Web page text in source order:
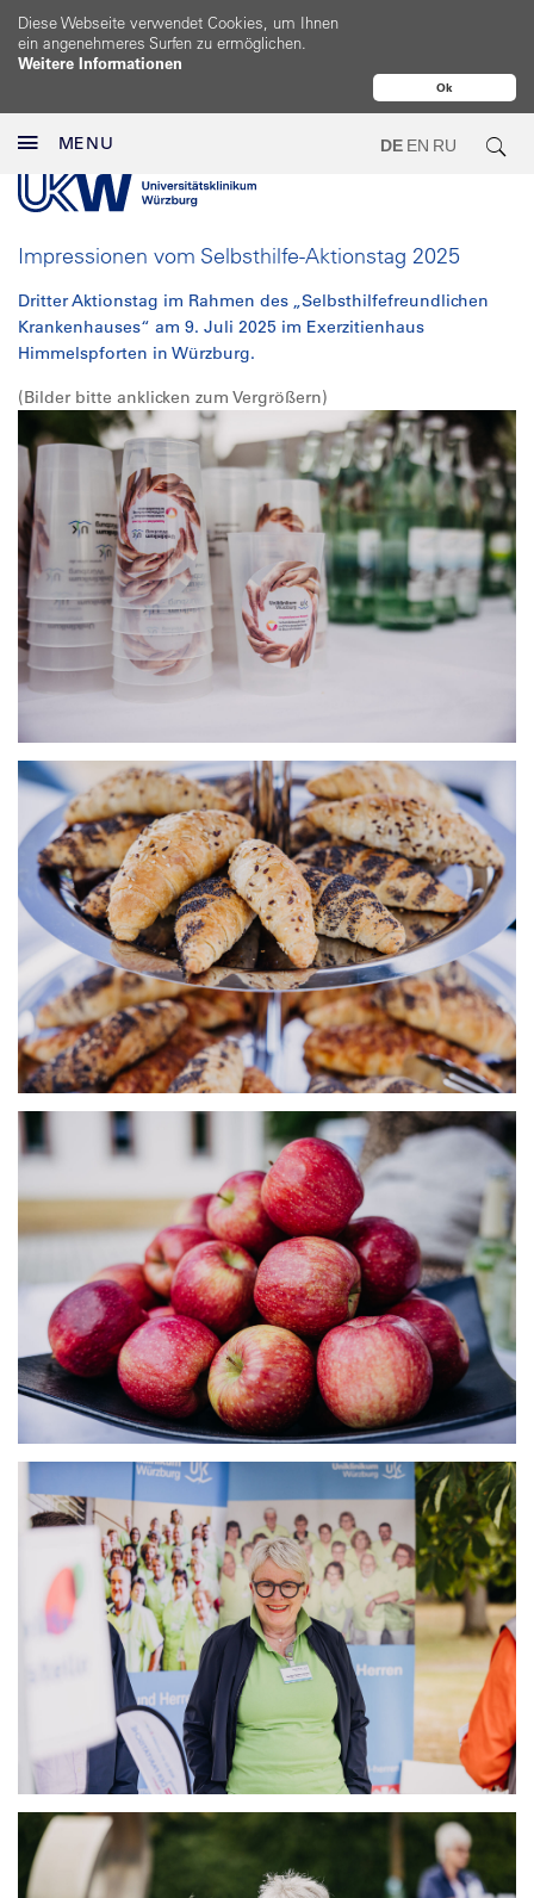
Ok
Diese Webseite verwendet Cookies, um Ihnen
ein angenehmeres Surfen zu ermöglichen.
Weitere Informationen
MENU DE EN RU
Impressionen vom Selbsthilfe-Aktionstag 2025
Dritter Aktionstag im Rahmen des „Selbsthilfefreundlichen
Krankenhauses“ am 9. Juli 2025 im Exerzitienhaus
Himmelspforten in Würzburg.
(Bilder bitte anklicken zum Vergrößern)